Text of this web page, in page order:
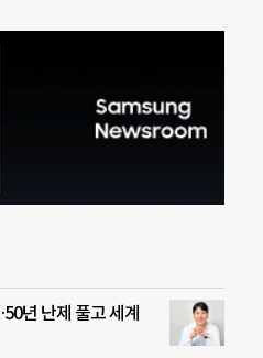
년 난제 풀고 세계